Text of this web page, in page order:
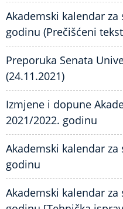
Akademski kalendar
godinu (Prečišćeni
Preporuka Senata
(24.11.2021)
Izmjene i dopune
2021/2022. godinu
Akademski kalendar
godinu
Akademski kalendar za